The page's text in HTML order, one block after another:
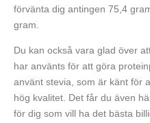
förvänta dig antingen 75,4
gram.
Du kan också vara glad över
har använts för att göra
använt stevia, som är känt för
hög kvalitet. Det får du även
för dig som vill ha det bästa